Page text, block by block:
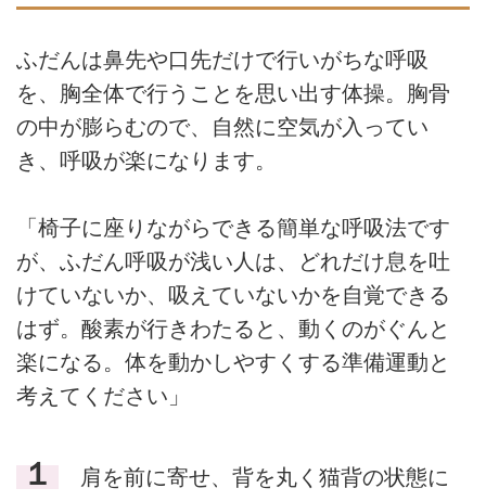
ふだんは鼻先や口先だけで行いがちな呼吸
を、胸全体で行うことを思い出す体操。胸骨
の中が膨らむので、自然に空気が入ってい
き、呼吸が楽になります。
「椅子に座りながらできる簡単な呼吸法です
が、ふだん呼吸が浅い人は、どれだけ息を吐
けていないか、吸えていないかを自覚できる
はず。酸素が行きわたると、動くのがぐんと
楽になる。体を動かしやすくする準備運動と
考えてください」
１ 肩を前に寄せ、背を丸く猫背の状態に